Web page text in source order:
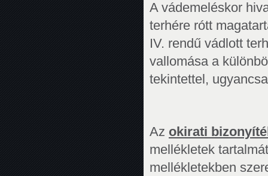
A vádemeléskor
terhére rótt
IV. rendű vádlott
vallomása a
tekintettel,
Az okirati
mellékletek
mellékletekben